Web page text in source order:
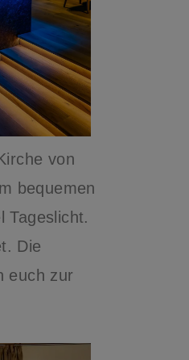
von
bequemen
Tageslicht.
Die
euch zur